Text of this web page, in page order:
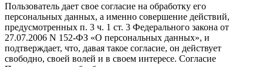
Пользователь дает свое согласие на обработку его
персональных данных, а именно совершение действий,
предусмотренных п. 3 ч. 1 ст. 3 Федерального закона от
27.07.2006 N 152-ФЗ «О персональных данных», и
подтверждает, что, давая такое согласие, он действует
свободно, своей волей и в своем интересе. Согласие